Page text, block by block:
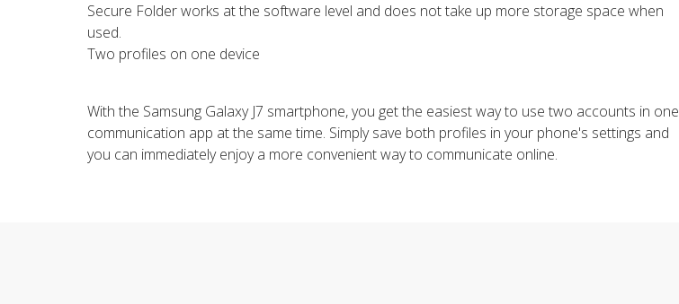
Secure Folder works at the software level and does not take up more storage space when
used.
Two profiles on one device
With the Samsung Galaxy J7 smartphone, you get the easiest way to use two accounts in one
communication app at the same time. Simply save both profiles in your phone's settings and
you can immediately enjoy a more convenient way to communicate online.